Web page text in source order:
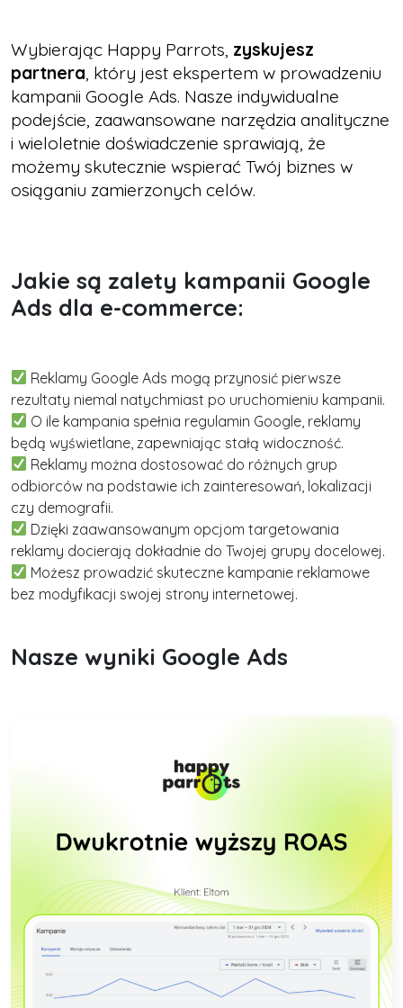
Wybierając Happy Parrots, zyskujesz
partnera , który jest ekspertem w prowadzeniu
kampanii Google Ads. Nasze indywidualne
podejście, zaawansowane narzędzia analityczne
i wieloletnie doświadczenie sprawiają, że
możemy skutecznie wspierać Twój biznes w
osiąganiu zamierzonych celów.
Jakie są zalety kampanii Google
Ads dla e-commerce:
Reklamy Google Ads mogą przynosić pierwsze
rezultaty niemal natychmiast po uruchomieniu kampanii.
O ile kampania spełnia regulamin Google, reklamy
będą wyświetlane, zapewniając stałą widoczność.
Reklamy można dostosować do różnych grup
odbiorców na podstawie ich zainteresowań, lokalizacji
czy demografii.
Dzięki zaawansowanym opcjom targetowania
reklamy docierają dokładnie do Twojej grupy docelowej.
Możesz prowadzić skuteczne kampanie reklamowe
bez modyfikacji swojej strony internetowej.
Nasze wyniki Google Ads